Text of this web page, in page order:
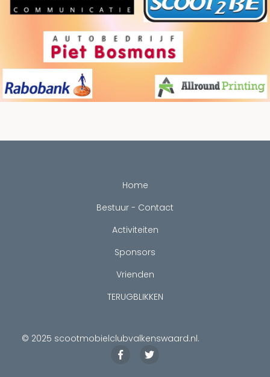
BESTUUR - CONTACT
ACTIVITEITEN
TERUGBLIKKEN
Home
Bestuur - Contact
Activiteiten
Sponsors
Vrienden
TERUGBLIKKEN
© 2025 scootmobielclubvalkenswaard.nl.